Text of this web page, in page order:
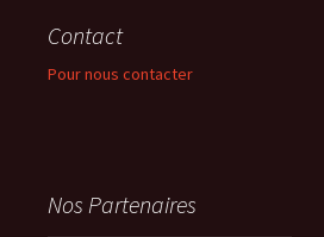
Contact
Pour nous contacter
Nos Partenaires